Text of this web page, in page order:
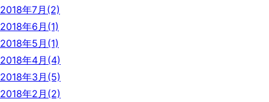
2018年7月(2)
2018年6月(1)
2018年5月(1)
2018年4月(4)
2018年3月(5)
2018年2月(2)